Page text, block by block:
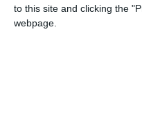
to this site and clicking the
webpage.